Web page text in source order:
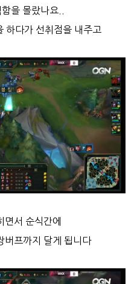
을 몰랐나요..
하다가 선취점을 내주고
면서 순식간에
버프까지 달게 됩니다